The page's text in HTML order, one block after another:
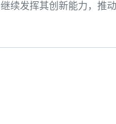
发挥其创新能力，推